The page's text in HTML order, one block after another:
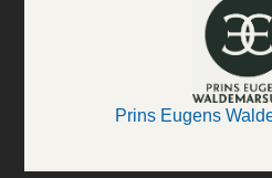
Prins Eugens